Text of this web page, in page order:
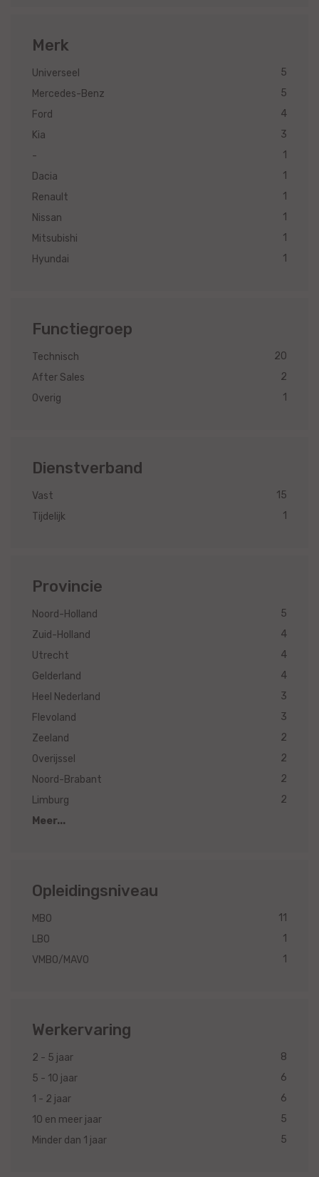
Merk
Universeel
5
Mercedes-Benz
5
Ford
4
Kia
3
-
1
Dacia
1
Renault
1
Nissan
1
Mitsubishi
1
Hyundai
1
Functiegroep
Technisch
20
After Sales
2
Overig
1
Dienstverband
Vast
15
Tijdelijk
1
Provincie
Noord-Holland
5
Zuid-Holland
4
Utrecht
4
Gelderland
4
Heel Nederland
3
Flevoland
3
Zeeland
2
Overijssel
2
Noord-Brabant
2
Limburg
2
Meer...
Opleidingsniveau
MBO
11
LBO
1
VMBO/MAVO
1
Werkervaring
2 - 5 jaar
8
5 - 10 jaar
6
1 - 2 jaar
6
10 en meer jaar
5
Minder dan 1 jaar
5